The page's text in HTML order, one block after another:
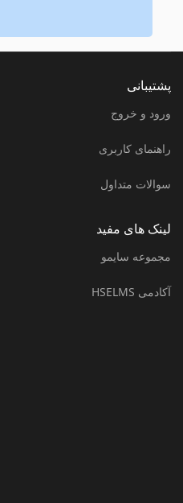
پشتیبانی
ورود و خروج
راهنمای کاربری
سوالات متداول
لینک های مفید
مجموعه سایمو
آکادمی HSELMS